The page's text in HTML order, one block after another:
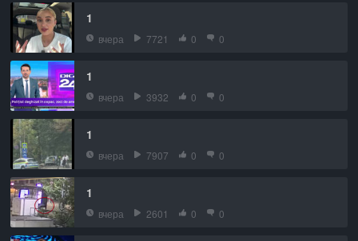
1
вчера 7721 0 0
1
вчера 3932 0 0
1
вчера 7907 0 0
1
вчера 2601 0 0